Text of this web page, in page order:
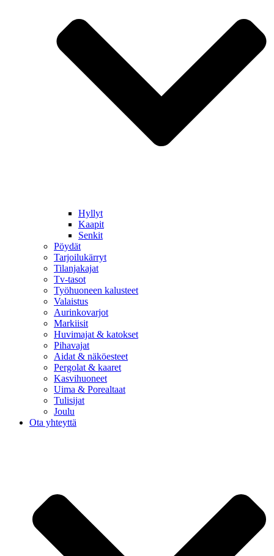
Hyllyt
Kaapit
Senkit
Pöydät
Tarjoilukärryt
Tilanjakajat
Tv-tasot
Työhuoneen kalusteet
Valaistus
Aurinkovarjot
Markiisit
Huvimajat & katokset
Pihavajat
Aidat & näköesteet
Pergolat & kaaret
Kasvihuoneet
Uima & Porealtaat
Tulisijat
Joulu
Ota yhteyttä